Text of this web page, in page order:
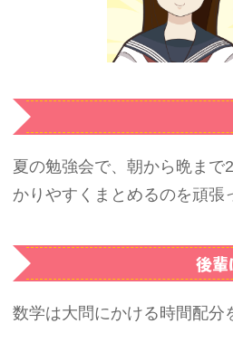
夏の勉強会で、朝から晩ま
かりやすくまとめるのを頑張
後輩
数学は大問にかける時間配分